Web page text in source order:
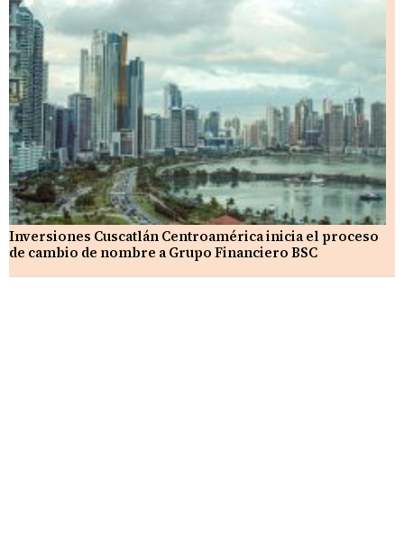
Inversiones Cuscatlán Centroamérica inicia el proceso
de cambio de nombre a Grupo Financiero BSC